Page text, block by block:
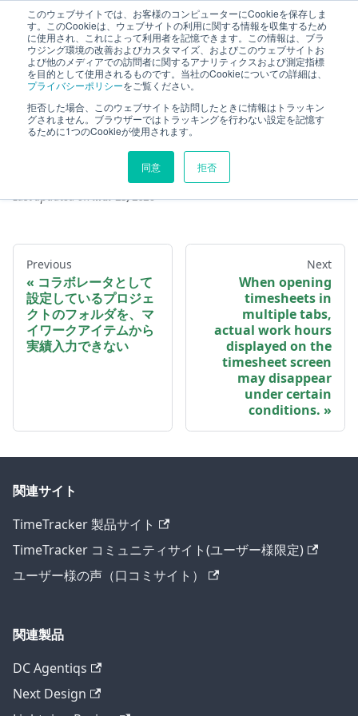
このウェブサイトでは、お客様のコンピューターにCookieを保存しま
す。このCookieは、ウェブサイトの利用に関する情報を収集するため
に使用され、これによって利用者を記憶できます。この情報は、ブラ
ウジング環境の改善およびカスタマイズ、およびこのウェブサイトお
よび他のメディアでの訪問者に関するアナリティクスおよび測定指標
を目的として使用されるものです。当社のCookieについての詳細は、
プライバシーポリシーをご覧ください。
拒否した場合、このウェブサイトを訪問したときに情報はトラッキン
グされません。ブラウザーではトラッキングを行わない設定を記憶す
るために1つのCookieが使用されます。
同意 拒否
TimeTracker Help
Known Issue Problem Details separetor
separetor
Last updatedonMar 25, 2026
Previous
コラボレータとして
設定しているプロジェ
クトのフォルダを、マ
イワークアイテムから
実績入力できない
Next
When opening
timesheets in
multiple tabs,
actual work hours
displayed on the
timesheet screen
may disappear
under certain
conditions.
関連サイト
TimeTracker 製品サイト
TimeTracker コミュニティサイト(ユーザー様限定)
ユーザー様の声（口コミサイト）
関連製品
DC Agentiqs
Next Design